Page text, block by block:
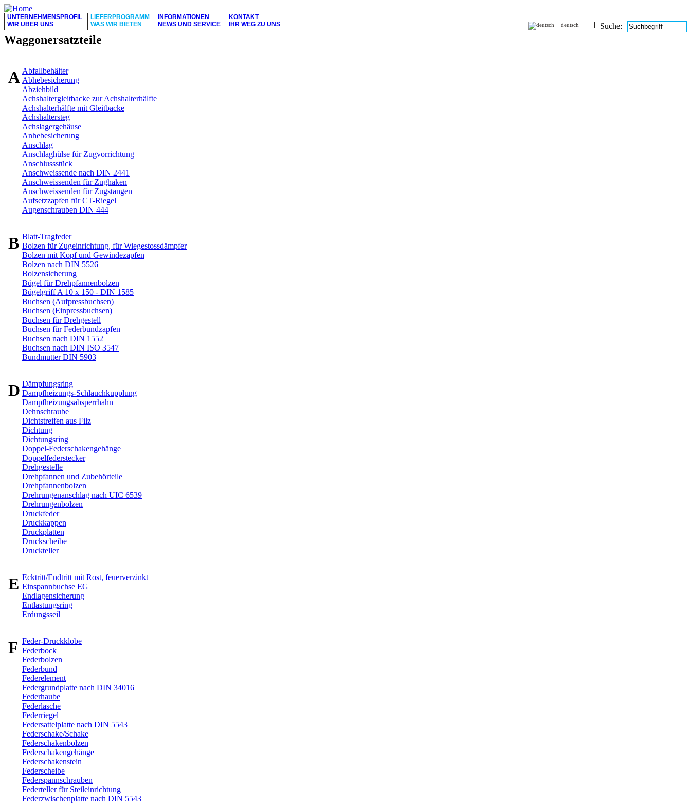
deutsch Suche:
UNTERNEHMENSPROFIL
WIR ÜBER UNS
LIEFERPROGRAMM
WAS WIR BIETEN
INFORMATIONEN
NEWS UND SERVICE
KONTAKT
IHR WEG ZU UNS
Waggonersatzteile
AAbfallbehälter
Abhebesicherung
Abziehbild
Achshaltergleitbacke zur Achshalterhälfte
Achshalterhälfte mit Gleitbacke
Achshaltersteg
Achslagergehäuse
Anhebesicherung
Anschlag
Anschlaghülse für Zugvorrichtung
Anschlussstück
Anschweissende nach DIN 2441
Anschweissenden für Zughaken
Anschweissenden für Zugstangen
Aufsetzzapfen für CT-Riegel
Augenschrauben DIN 444
BBlatt-Tragfeder
Bolzen für Zugeinrichtung, für Wiegestossdämpfer
Bolzen mit Kopf und Gewindezapfen
Bolzen nach DIN 5526
Bolzensicherung
Bügel für Drehpfannenbolzen
Bügelgriff A 10 x 150 - DIN 1585
Buchsen (Aufpressbuchsen)
Buchsen (Einpressbuchsen)
Buchsen für Drehgestell
Buchsen für Federbundzapfen
Buchsen nach DIN 1552
Buchsen nach DIN ISO 3547
Bundmutter DIN 5903
DDämpfungsring
Dampfheizungs-Schlauchkupplung
Dampfheizungsabsperrhahn
Dehnschraube
Dichtstreifen aus Filz
Dichtung
Dichtungsring
Doppel-Federschakengehänge
Doppelfederstecker
Drehgestelle
Drehpfannen und Zubehörteile
Drehpfannenbolzen
Drehrungenanschlag nach UIC 6539
Drehrungenbolzen
Druckfeder
Druckkappen
Druckplatten
Druckscheibe
Druckteller
EEcktritt/Endtritt mit Rost, feuerverzinkt
Einspannbuchse EG
Endlagensicherung
Entlastungsring
Erdungsseil
FFeder-Druckklobe
Federbock
Federbolzen
Federbund
Federelement
Federgrundplatte nach DIN 34016
Federhaube
Federlasche
Federriegel
Federsattelplatte nach DIN 5543
Federschake/Schake
Federschakenbolzen
Federschakengehänge
Federschakenstein
Federscheibe
Federspannschrauben
Federteller für Steileinrichtung
Federzwischenplatte nach DIN 5543